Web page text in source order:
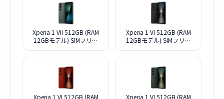
Xperia 1 VII 512GB (RAM
12GBモデル) SIMフリー
Xperia 1 VI 512GB (RAM
12GBモデル) SIMフリー
Xperia 1 VI 512GB (RAM
Xperia 1 VI 512GB (RAM